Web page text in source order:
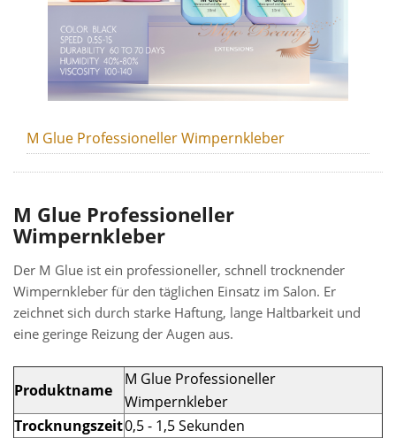
M Glue Professioneller Wimpernkleber
M Glue Professioneller
Wimpernkleber
Der M Glue ist ein professioneller, schnell trocknender
Wimpernkleber für den täglichen Einsatz im Salon. Er
zeichnet sich durch starke Haftung, lange Haltbarkeit und
eine geringe Reizung der Augen aus.
Produktname
M Glue Professioneller
Wimpernkleber
Trocknungszeit0,5 - 1,5 Sekunden